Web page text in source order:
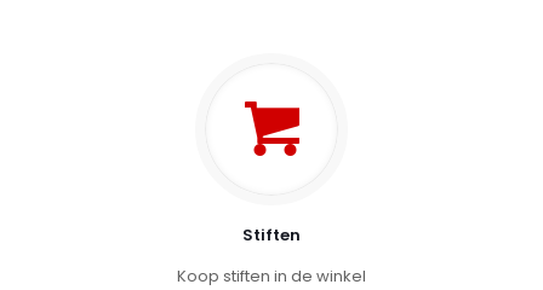
Stiften
Koop stiften in de winkel